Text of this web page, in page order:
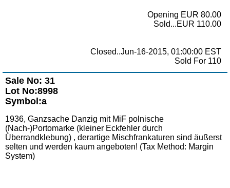
Opening EUR 80.00
Sold...EUR 110.00
Closed..Jun-16-2015, 01:00:00 EST
Sold For 110
Sale No: 31
Lot No:8998
Symbol:a
1936, Ganzsache Danzig mit MiF polnische
(Nach-)Portomarke (kleiner Eckfehler durch
Überrandklebung) , derartige Mischfrankaturen sind äußerst
selten und werden kaum angeboten! (Tax Method: Margin
System)